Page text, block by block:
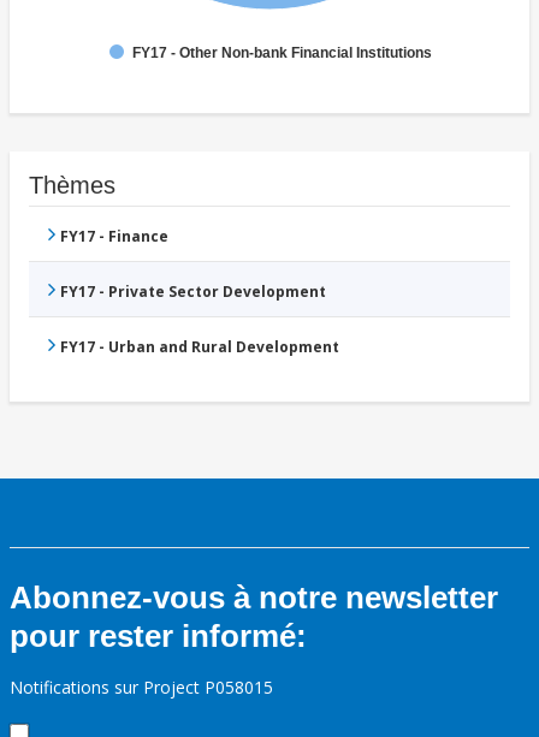
FY17 - Other Non-bank Financial Institutions
Thèmes
FY17 - Finance
FY17 - Private Sector Development
FY17 - Urban and Rural Development
Abonnez-vous à notre newsletter
pour rester informé:
Notifications sur Project P058015